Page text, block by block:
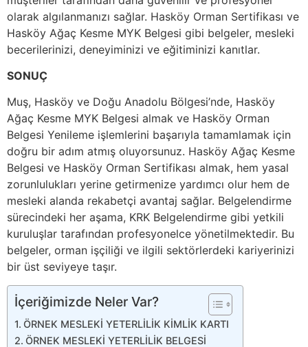
olarak algılanmanızı sağlar. Hasköy Orman Sertifikası ve
Hasköy Ağaç Kesme MYK Belgesi gibi belgeler, mesleki
becerilerinizi, deneyiminizi ve eğitiminizi kanıtlar.
SONUÇ
Muş, Hasköy ve Doğu Anadolu Bölgesi’nde, Hasköy
Ağaç Kesme MYK Belgesi almak ve Hasköy Orman
Belgesi Yenileme işlemlerini başarıyla tamamlamak için
doğru bir adım atmış oluyorsunuz. Hasköy Ağaç Kesme
Belgesi ve Hasköy Orman Sertifikası almak, hem yasal
zorunlulukları yerine getirmenize yardımcı olur hem de
mesleki alanda rekabetçi avantaj sağlar. Belgelendirme
sürecindeki her aşama, KRK Belgelendirme gibi yetkili
kuruluşlar tarafından profesyonelce yönetilmektedir. Bu
belgeler, orman işçiliği ve ilgili sektörlerdeki kariyerinizi
bir üst seviyeye taşır.
İçeriğimizde Neler Var?
ÖRNEK MESLEKİ YETERLİLİK KİMLİK KARTI
ÖRNEK MESLEKİ YETERLİLİK BELGESİ